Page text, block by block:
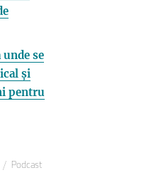
se
și
pentru
Categorii
Podcast